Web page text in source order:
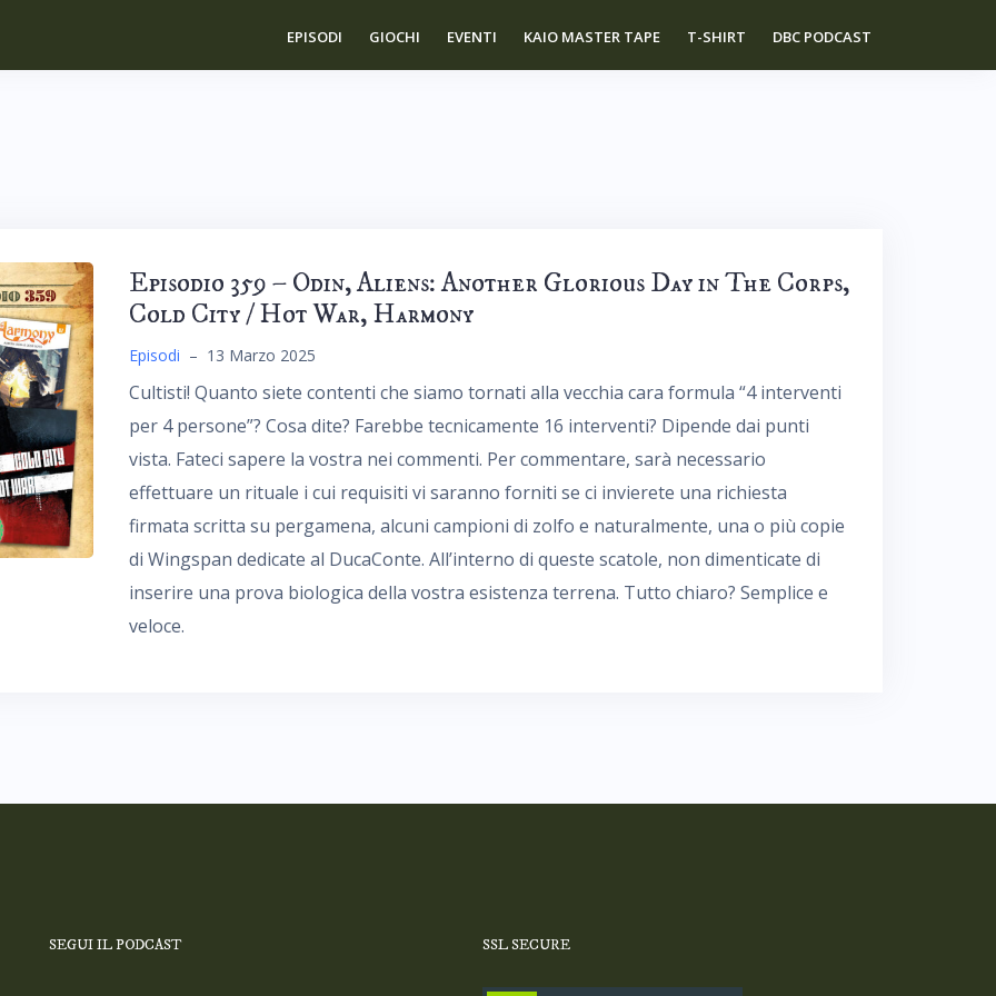
EPISODI GIOCHI EVENTI KAIO MASTER TAPE T-SHIRT DBC PODCAST
Episodio 359 – Odin, Aliens: Another Glorious Day in The Corps,
Cold City / Hot War, Harmony
Episodi – 13 Marzo 2025
Cultisti! Quanto siete contenti che siamo tornati alla vecchia cara formula “4 interventi
per 4 persone”? Cosa dite? Farebbe tecnicamente 16 interventi? Dipende dai punti
vista. Fateci sapere la vostra nei commenti. Per commentare, sarà necessario
effettuare un rituale i cui requisiti vi saranno forniti se ci invierete una richiesta
firmata scritta su pergamena, alcuni campioni di zolfo e naturalmente, una o più copie
di Wingspan dedicate al DucaConte. All’interno di queste scatole, non dimenticate di
inserire una prova biologica della vostra esistenza terrena. Tutto chiaro? Semplice e
veloce.
SEGUI IL PODCAST SSL SECURE